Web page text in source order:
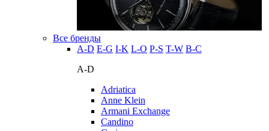
Все бренды
A-D E-G I-K L-O P-S T-W В-С
A-D
Adriatica
Anne Klein
Armani Exchange
Candino